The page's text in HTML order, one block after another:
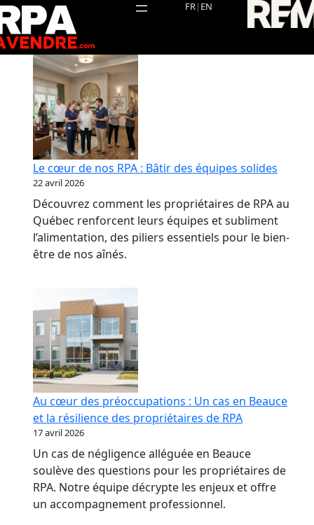
Aller
au
contenu
FR| EN
Le cœur de nos RPA : Bâtir des équipes solides
22 avril 2026
Découvrez comment les propriétaires de RPA au
Québec renforcent leurs équipes et subliment
l’alimentation, des piliers essentiels pour le bien-
être de nos aînés.
Au cœur des préoccupations : Un cas en Beauce
et la résilience des propriétaires de RPA
17 avril 2026
Un cas de négligence alléguée en Beauce
soulève des questions pour les propriétaires de
RPA. Notre équipe décrypte les enjeux et offre
un accompagnement professionnel.